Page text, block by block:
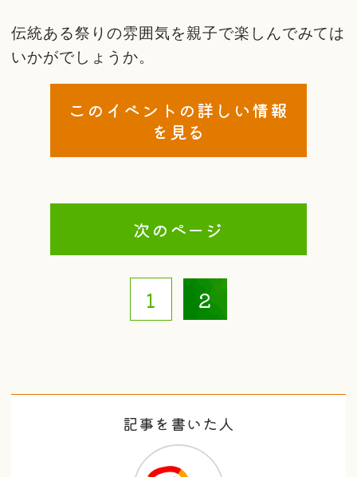
伝統ある祭りの雰囲気を親子で楽しんでみては
いかがでしょうか。
このイベントの詳しい情報
を見る
次のページ
1 2
記事を書いた人